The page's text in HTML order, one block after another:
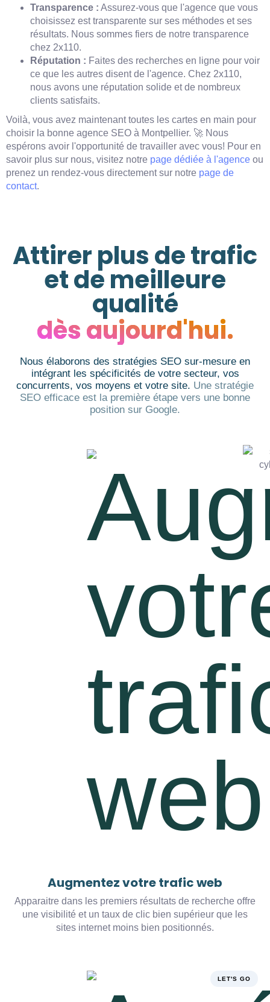
Transparence : Assurez-vous que l'agence que vous
choisissez est transparente sur ses méthodes et ses
résultats. Nous sommes fiers de notre transparence
chez 2x110.
Réputation : Faites des recherches en ligne pour voir
ce que les autres disent de l'agence. Chez 2x110,
nous avons une réputation solide et de nombreux
clients satisfaits.
Voilà, vous avez maintenant toutes les cartes en main pour
choisir la bonne agence SEO à Montpellier. 🚀 Nous
espérons avoir l'opportunité de travailler avec vous! Pour en
savoir plus sur nous, visitez notre page dédiée à l'agence ou
prenez un rendez-vous directement sur notre page de
contact.
Attirer plus de trafic
et de meilleure
qualité
dès aujourd'hui.
Nous élaborons des stratégies SEO sur-mesure en
intégrant les spécificités de votre secteur, vos
concurrents, vos moyens et votre site. Une stratégie
SEO efficace est la première étape vers une bonne
position sur Google.
Augmentez votre trafic web
Apparaitre dans les premiers résultats de recherche offre
une visibilité et un taux de clic bien supérieur que les
sites internet moins bien positionnés.
LET'S GO